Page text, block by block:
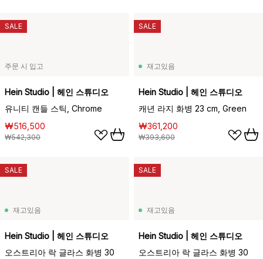
주문 시 입고
Hein Studio | 헤인 스튜디오
유니티 캔들 스틱, Chrome
₩516,500
₩542,300
SALE
재고있음
Hein Studio | 헤인 스튜디오
캐년 라지 화병 23 cm, Green
₩361,200
₩393,600
SALE
재고있음
Hein Studio | 헤인 스튜디오
오스트리아 락 글라스 화병 30
SALE
재고있음
Hein Studio | 헤인 스튜디오
오스트리아 락 글라스 화병 30
SALE